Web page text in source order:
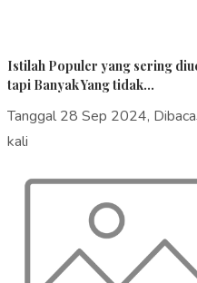
Istilah Populer yang sering
tapi Banyak Yang tidak...
Tanggal 28 Sep 2024,
kali